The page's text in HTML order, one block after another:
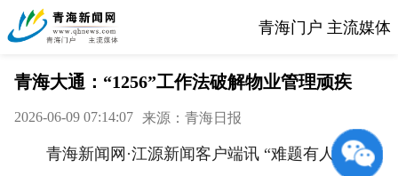
青海门户 主流媒体
青海大通：“1256”工作法破解物业管理顽疾
2026-06-09 07:14:07 来源：青海日报
青海新闻网·江源新闻客户端讯 “难题有人解、服